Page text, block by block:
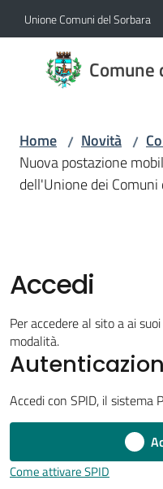
Vai al contenuto
Vai alla navigazione
Vai al footer
Unione Comuni del Sorbara
Comune
Comune
di
Amministrazione
Vivere
Bomporto
gli
Home / Novità /
Nuova postazione
dell'Unione dei Comuni
Accedi
Per accedere al sito a ai
modalità.
Accedi con SPID, il sistema
Come attivare SPID